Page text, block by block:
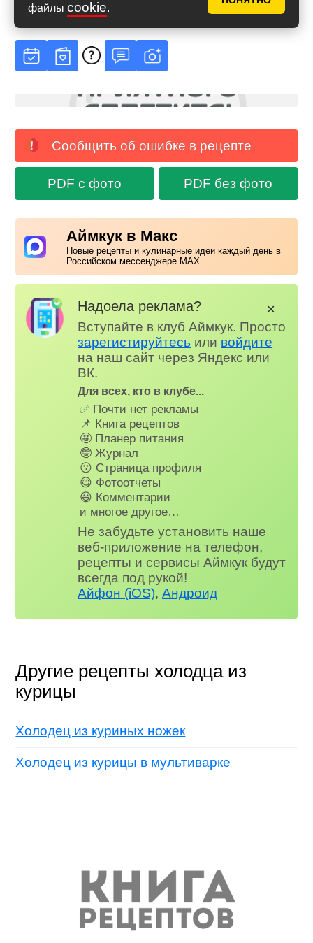
файлы cookie.
Рейтинг4.86из5
на основе
79голосов
Сообщить об ошибке в рецепте
PDF с фото PDF без фото
Аймкук в Макс
Новые рецепты и кулинарные идеи каждый день в
Российском мессенджере MAX
Надоела реклама?
Вступайте в клуб Аймкук. Просто
зарегистируйтесь или войдите
на наш сайт через Яндекс или
ВК.
Для всех, кто в клубе...
✅ Почти нет рекламы
📌 Книга рецептов
🤩 Планер питания
🤓 Журнал
😗 Страница профиля
😋 Фотоотчеты
😃 Комментарии
и многое другое…
Не забудьте установить наше
веб-приложение на телефон,
рецепты и сервисы Аймкук будут
всегда под рукой!
Айфон (iOS),Андроид
✕
Другие рецепты холодца из
курицы
Холодец из куриных ножек
Холодец из курицы в мультиварке